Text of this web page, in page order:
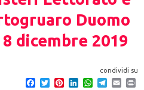
Duomo
dicembre 2019
condividi su
F T P L W T E